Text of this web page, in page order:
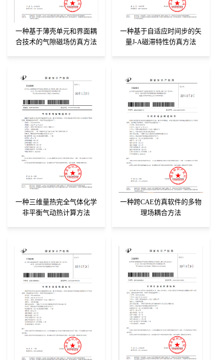
一种基于薄壳单元和界面耦
合技术的气隙磁场仿真方法
一种基于自适应时间步的矢
量J-A磁滞特性仿真方法
一种三维量热完全气体化学
非平衡气动热计算方法
一种跨CAE仿真软件的多物
理场耦合方法